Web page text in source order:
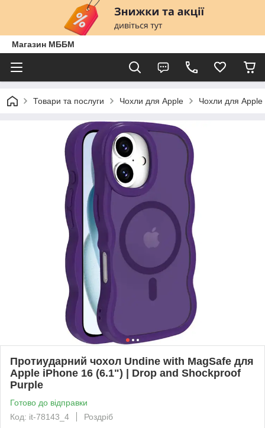
Магазин МББМ
Товари та послуги Чохли для Apple Чохли для Apple
Протиударний чохол Undine with MagSafe для
Apple iPhone 16 (6.1") | Drop and Shockproof
Purple
Готово до відправки
Код: it-78143_4
Роздріб